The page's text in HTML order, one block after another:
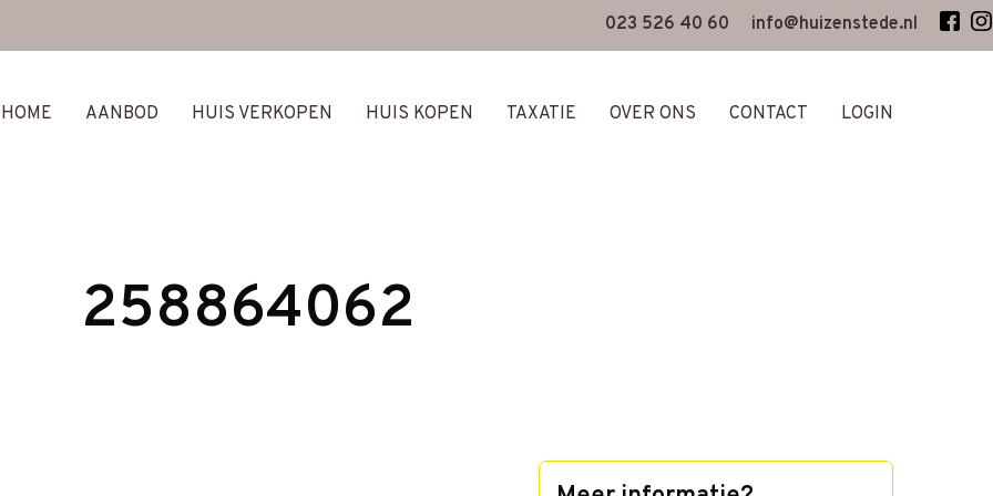
023 526 40 60 info@huizenstede.nl
HOME AANBOD HUIS VERKOPEN HUIS KOPEN TAXATIE OVER ONS CONTACT LOGIN
258864062